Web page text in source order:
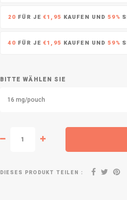
20 FÜR JE€1,95 KAUFEN UND59%
40 FÜR JE€1,95 KAUFEN UND59%
BITTE WÄHLEN SIE
16 mg/pouch
DIESES PRODUKT TEILEN :